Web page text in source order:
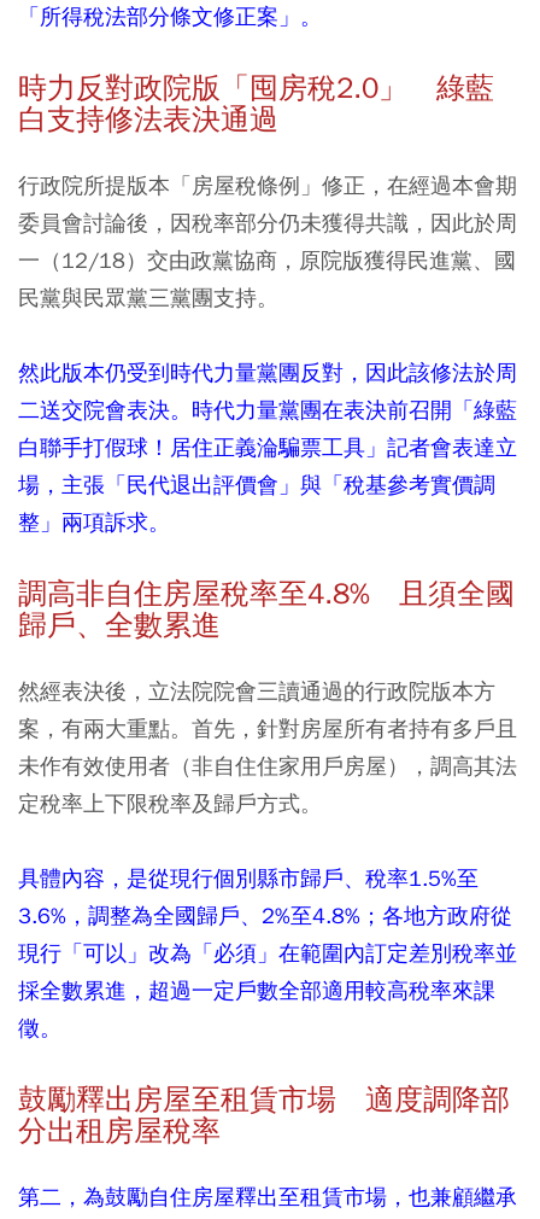
「所得稅法部分條文修正案」。
時力反對政院版「囤房稅2.0」 綠藍
白支持修法表決通過
行政院所提版本「房屋稅條例」修正，在經過本會期
委員會討論後，因稅率部分仍未獲得共識，因此於周
一（12/18）交由政黨協商，原院版獲得民進黨、國
民黨與民眾黨三黨團支持。
然此版本仍受到時代力量黨團反對，因此該修法於周
二送交院會表決。時代力量黨團在表決前召開「綠藍
白聯手打假球！居住正義淪騙票工具」記者會表達立
場，主張「民代退出評價會」與「稅基參考實價調
整」兩項訴求。
調高非自住房屋稅率至4.8% 且須全國
歸戶、全數累進
然經表決後，立法院院會三讀通過的行政院版本方
案，有兩大重點。首先，針對房屋所有者持有多戶且
未作有效使用者（非自住住家用戶房屋），調高其法
定稅率上下限稅率及歸戶方式。
具體內容，是從現行個別縣市歸戶、稅率1.5%至
3.6%，調整為全國歸戶、2%至4.8%；各地方政府從
現行「可以」改為「必須」在範圍內訂定差別稅率並
採全數累進，超過一定戶數全部適用較高稅率來課
徵。
鼓勵釋出房屋至租賃市場 適度調降部
分出租房屋稅率
第二，為鼓勵自住房屋釋出至租賃市場，也兼顧繼承